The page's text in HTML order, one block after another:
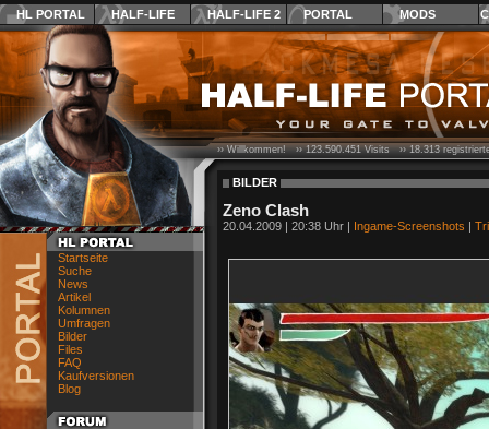
HL PORTAL HALF-LIFE HALF-LIFE 2 PORTAL MODS
Startseite
Suche
News
Artikel
Kolumnen
Umfragen
Bilder
Files
FAQ
Kaufversionen
Blog
›› Willkommen! ››123.590.451Visits ››18.313
BILDER
Zeno Clash
20.04.2009 | 20:38 Uhr | Ingame-Screenshots |